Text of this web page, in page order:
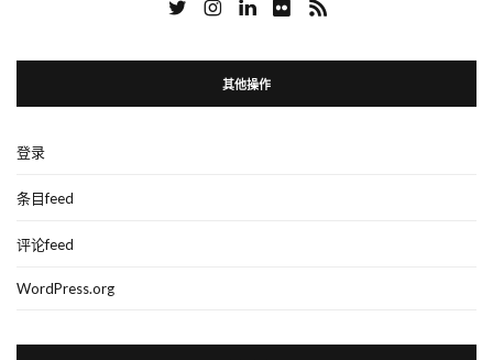
其他操作
登录
条目feed
评论feed
WordPress.org